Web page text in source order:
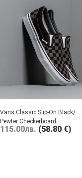
Vans Classic Slip-On Black/
Pewter Checkerboard
115.00лв. (58.80 €)